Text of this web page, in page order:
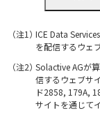
ICE Data
を配信するウェ
Solactive AGが
信するウェブサ
ド2858, 179A,
サイトを通じて